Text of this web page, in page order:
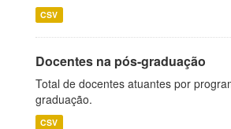
CSV
Docentes na pós-graduação
Total de docentes atuantes por
graduação.
CSV